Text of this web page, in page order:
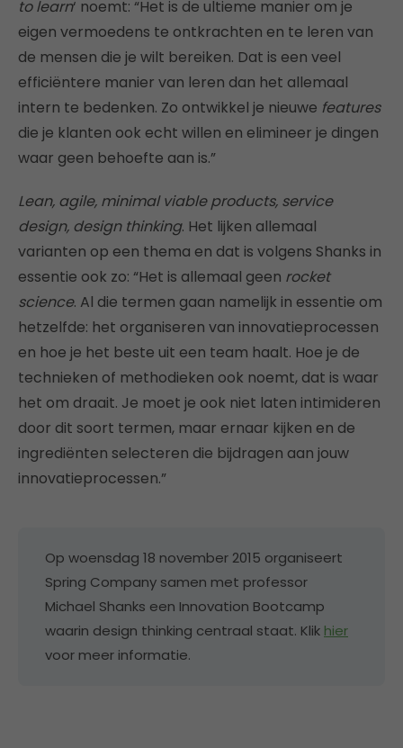
to learn‘ noemt: “Het is de ultieme manier om je
eigen vermoedens te ontkrachten en te leren van
de mensen die je wilt bereiken. Dat is een veel
efficiëntere manier van leren dan het allemaal
intern te bedenken. Zo ontwikkel je nieuwe features
die je klanten ook echt willen en elimineer je dingen
waar geen behoefte aan is.”
Lean, agile, minimal viable products, service
design, design thinking. Het lijken allemaal
varianten op een thema en dat is volgens Shanks in
essentie ook zo: “Het is allemaal geen rocket
science. Al die termen gaan namelijk in essentie om
hetzelfde: het organiseren van innovatieprocessen
en hoe je het beste uit een team haalt. Hoe je de
technieken of methodieken ook noemt, dat is waar
het om draait. Je moet je ook niet laten intimideren
door dit soort termen, maar ernaar kijken en de
ingrediënten selecteren die bijdragen aan jouw
innovatieprocessen.”
Op woensdag 18 november 2015 organiseert
Spring Company samen met professor
Michael Shanks een Innovation Bootcamp
waarin design thinking centraal staat. Klik hier
voor meer informatie.